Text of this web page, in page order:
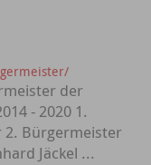
der
- 2020 1.
Bürgermeister
Jäckel ...